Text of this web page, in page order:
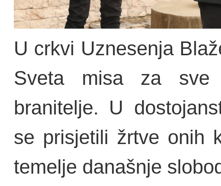
U crkvi Uznesenja
Sveta misa za sve
branitelje. U
se prisjetili žrtve onih
temelje današnje